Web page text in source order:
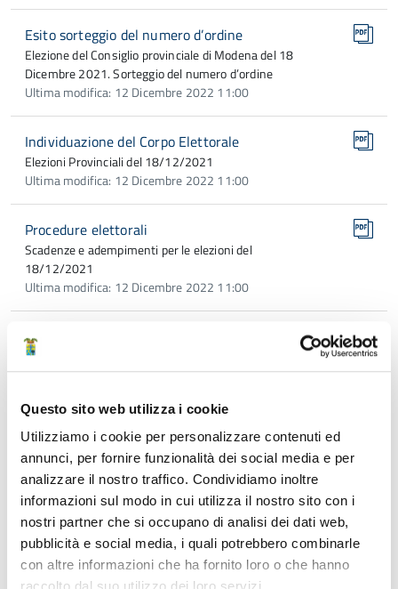
Questo sito web utilizza i cookie
Utilizziamo i cookie per personalizzare contenuti ed
annunci, per fornire funzionalità dei social media e per
analizzare il nostro traffico. Condividiamo inoltre
informazioni sul modo in cui utilizza il nostro sito con i
nostri partner che si occupano di analisi dei dati web,
pubblicità e social media, i quali potrebbero combinarle
con altre informazioni che ha fornito loro o che hanno
Esito sorteggio del numero d’ordine
Elezione del Consiglio provinciale di Modena del 18
Dicembre 2021. Sorteggio del numero d’ordine
Ultima modifica: 12 Dicembre 2022 11:00
Individuazione del Corpo Elettorale
Elezioni Provinciali del 18/12/2021
Ultima modifica: 12 Dicembre 2022 11:00
Procedure elettorali
Scadenze e adempimenti per le elezioni del
18/12/2021
Ultima modifica: 12 Dicembre 2022 11:00
Cronoprogramma degli adempimenti elettorali
Elezioni Provinciali del 18/12/2021
Ultima modifica: 12 Dicembre 2022 11:00
Elezioni Provinciali del 18/12/2021
Ultima modifica: 12 Dicembre 2022 11:00
FAQ
Elezioni Provinciali del 18/12/2021
Ultima modifica: 17 Luglio 2024 12:38